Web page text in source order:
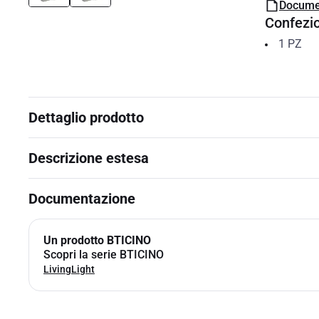
1 PZ
Dettaglio prodotto
Descrizione estesa
Documentazione
Un prodotto BTICINO
Scopri la serie BTICINO
LivingLight